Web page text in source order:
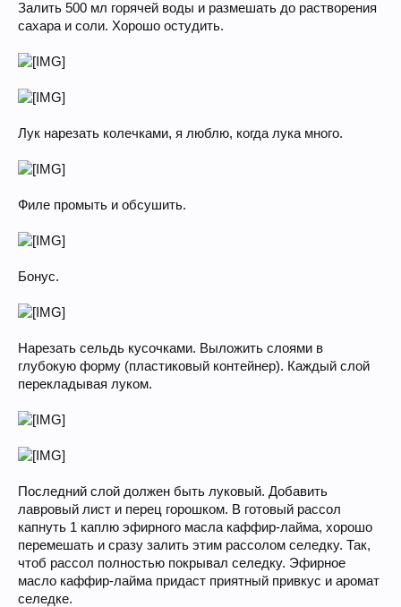
Залить 500 мл горячей воды и размешать до растворения
сахара и соли. Хорошо остудить.
Лук нарезать колечками, я люблю, когда лука много.
Филе промыть и обсушить.
Бонус.
Нарезать сельдь кусочками. Выложить слоями в
глубокую форму (пластиковый контейнер). Каждый слой
перекладывая луком.
Последний слой должен быть луковый. Добавить
лавровый лист и перец горошком. В готовый рассол
капнуть 1 каплю эфирного масла каффир-лайма, хорошо
перемешать и сразу залить этим рассолом селедку. Так,
чтоб рассол полностью покрывал селедку. Эфирное
масло каффир-лайма придаст приятный привкус и аромат
селедке.